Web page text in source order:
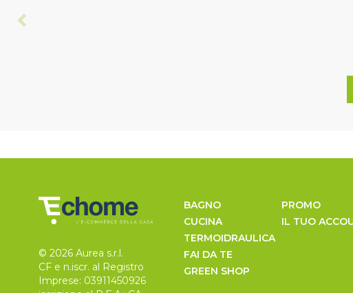
© 2026 Aurea s.r.l.
CF e n.iscr. al Registro
Imprese: 03911450926
BAGNO
CUCINA
TERMOIDRAULICA
FAI DA TE
GREEN SHOP
PROMO
IL TUO